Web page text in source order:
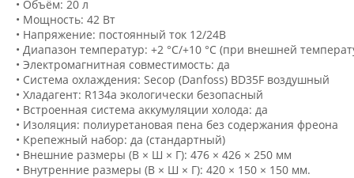
• Объём: 20 л
• Мощность: 42 Вт
• Напряжение: постоянный ток 12/24В
• Диапазон температур: +2 °C/+10 °C (при внешней
• Электромагнитная совместимость: да
• Система охлаждения: Secop (Danfoss) BD35F воздушный
• Хладагент: R134a экологически безопасный
• Встроенная система аккумуляции холода: да
• Изоляция: полиуретановая пена без содержания фреона
• Крепежный набор: да (стандартный)
• Внешние размеры (В × Ш × Г): 476 × 426 × 250 мм
• Внутренние размеры (В × Ш × Г): 420 × 150 × 150 мм.